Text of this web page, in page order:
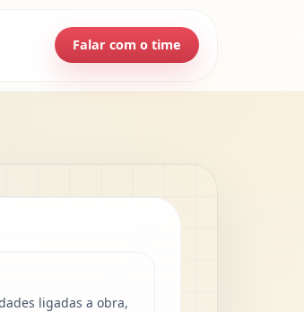
Falar com o time
ligadas a obra,